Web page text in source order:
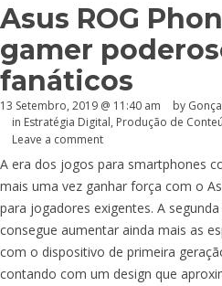
Asus ROG
gamer
fanáticos
13 Setembro, 2019 @ 11:40 am by
in Estratégia Digital, Produção de
Leave a comment
A era dos jogos para smartphones
mais uma vez ganhar força com o
para jogadores exigentes. A
consegue aumentar ainda mais as
com o dispositivo de primeira
contando com um design que